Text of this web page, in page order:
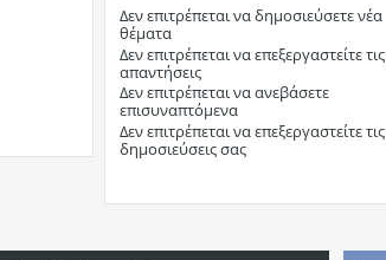
Δεν επιτρέπεταινα δημοσιεύσετε νέα
θέματα
Δεν επιτρέπεταινα επεξεργαστείτε τις
απαντήσεις
Δεν επιτρέπεταινα ανεβάσετε
επισυναπτόμενα
Δεν επιτρέπεται να επεξεργαστείτε τις
δημοσιεύσεις σας